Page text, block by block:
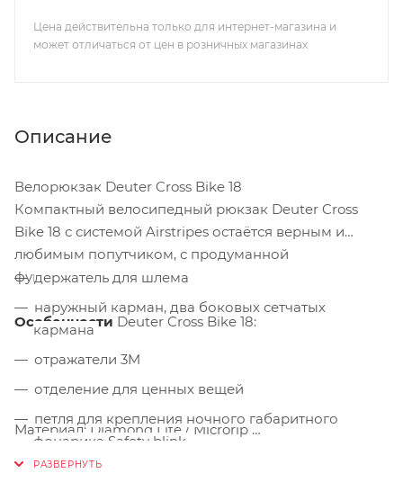
Цена действительна только для интернет-магазина и
может отличаться от цен в розничных магазинах
Описание
Велорюкзак Deuter Cross Bike 18
Компактный велосипедный рюкзак Deuter Cross
Bike 18 с системой Airstripes остаётся верным и
любимым попутчиком, с продуманной
функциональностью.
Особенности Deuter Cross Bike 18:
держатель для шлема
наружный карман, два боковых сетчатых
кармана
отражатели 3M
отделение для ценных вещей
петля для крепления ночного габаритного
фонарика Safety blink
Материал: Diamond Lite / Microrip